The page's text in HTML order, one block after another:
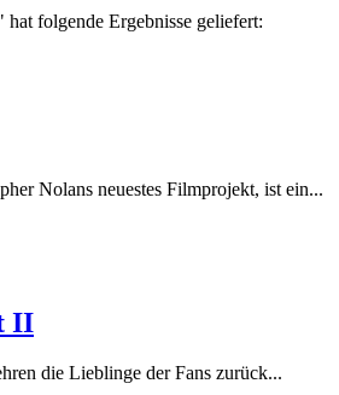
folgende Ergebnisse geliefert:
Nolans neuestes Filmprojekt, ist ein...
II
die Lieblinge der Fans zurück...